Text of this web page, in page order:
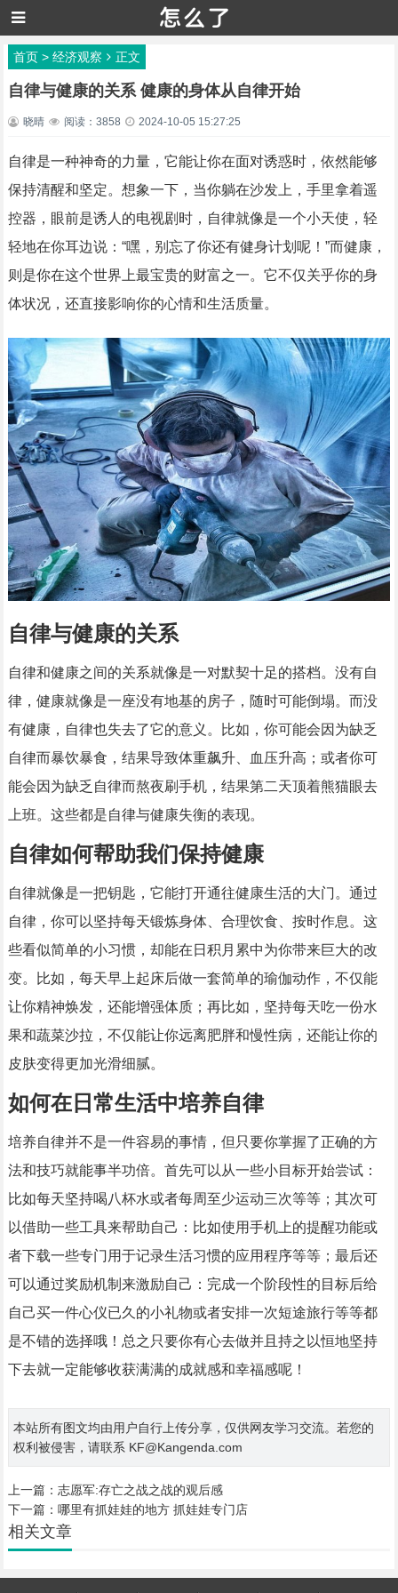
首页> 经济观察 正文
自律与健康的关系 健康的身体从自律开始
晓晴 阅读：3858 2024-10-05 15:27:25
自律是一种神奇的力量，它能让你在面对诱惑时，依然能够
保持清醒和坚定。想象一下，当你躺在沙发上，手里拿着遥
控器，眼前是诱人的电视剧时，自律就像是一个小天使，轻
轻地在你耳边说：“嘿，别忘了你还有健身计划呢！”而健康，
则是你在这个世界上最宝贵的财富之一。它不仅关乎你的身
体状况，还直接影响你的心情和生活质量。
自律与健康的关系
自律和健康之间的关系就像是一对默契十足的搭档。没有自
律，健康就像是一座没有地基的房子，随时可能倒塌。而没
有健康，自律也失去了它的意义。比如，你可能会因为缺乏
自律而暴饮暴食，结果导致体重飙升、血压升高；或者你可
能会因为缺乏自律而熬夜刷手机，结果第二天顶着熊猫眼去
上班。这些都是自律与健康失衡的表现。
自律如何帮助我们保持健康
自律就像是一把钥匙，它能打开通往健康生活的大门。通过
自律，你可以坚持每天锻炼身体、合理饮食、按时作息。这
些看似简单的小习惯，却能在日积月累中为你带来巨大的改
变。比如，每天早上起床后做一套简单的瑜伽动作，不仅能
让你精神焕发，还能增强体质；再比如，坚持每天吃一份水
果和蔬菜沙拉，不仅能让你远离肥胖和慢性病，还能让你的
皮肤变得更加光滑细腻。
如何在日常生活中培养自律
培养自律并不是一件容易的事情，但只要你掌握了正确的方
法和技巧就能事半功倍。首先可以从一些小目标开始尝试：
比如每天坚持喝八杯水或者每周至少运动三次等等；其次可
以借助一些工具来帮助自己：比如使用手机上的提醒功能或
者下载一些专门用于记录生活习惯的应用程序等等；最后还
可以通过奖励机制来激励自己：完成一个阶段性的目标后给
自己买一件心仪已久的小礼物或者安排一次短途旅行等等都
是不错的选择哦！总之只要你有心去做并且持之以恒地坚持
下去就一定能够收获满满的成就感和幸福感呢！
本站所有图文均由用户自行上传分享，仅供网友学习交流。若您的
权利被侵害，请联系 KF@Kangenda.com
上一篇： 志愿军:存亡之战之战的观后感
下一篇： 哪里有抓娃娃的地方 抓娃娃专门店
相关文章